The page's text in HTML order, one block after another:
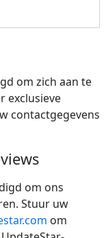
om zich aan te
exclusieve
contactgegevens
om ons
Stuur uw
om